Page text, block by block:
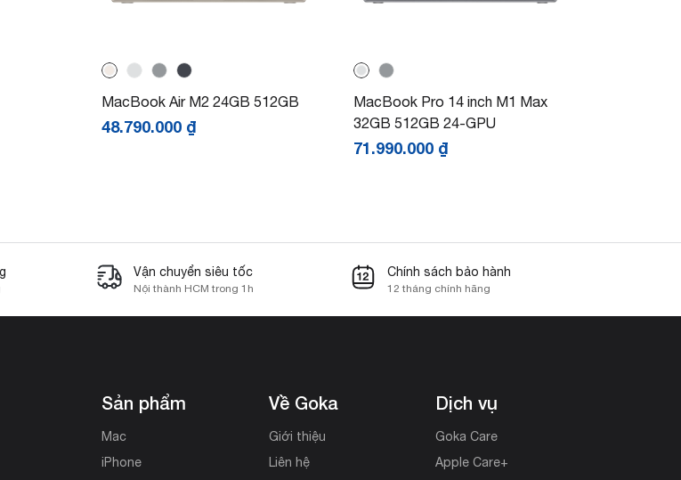
MacBook Air M2 24GB 512GB
48.790.000 ₫
MacBook Pro 14 inch M1 Max
32GB 512GB 24-GPU
71.990.000 ₫
Vận chuyển siêu tốc
Nội thành HCM trong 1h
Chính sách bảo hành
12 tháng chính hãng
Sản phẩm
Mac
iPhone
Về Goka
Giới thiệu
Liên hệ
Dịch vụ
Goka Care
Apple Care+